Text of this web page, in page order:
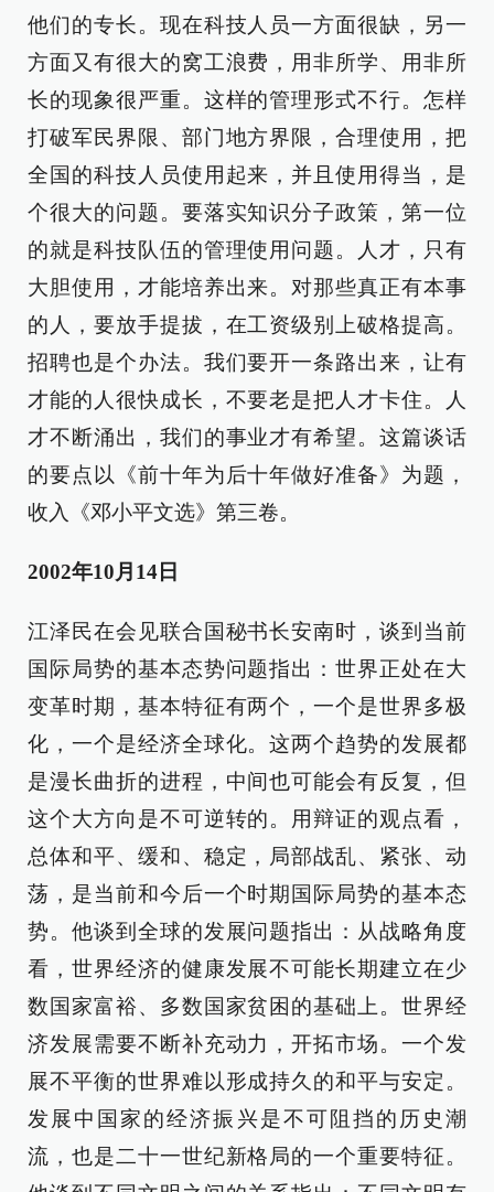
他们的专长。现在科技人员一方面很缺，另一
方面又有很大的窝工浪费，用非所学、用非所
长的现象很严重。这样的管理形式不行。怎样
打破军民界限、部门地方界限，合理使用，把
全国的科技人员使用起来，并且使用得当，是
个很大的问题。要落实知识分子政策，第一位
的就是科技队伍的管理使用问题。人才，只有
大胆使用，才能培养出来。对那些真正有本事
的人，要放手提拔，在工资级别上破格提高。
招聘也是个办法。我们要开一条路出来，让有
才能的人很快成长，不要老是把人才卡住。人
才不断涌出，我们的事业才有希望。这篇谈话
的要点以《前十年为后十年做好准备》为题，
收入《邓小平文选》第三卷。
2002年10月14日
江泽民在会见联合国秘书长安南时，谈到当前
国际局势的基本态势问题指出：世界正处在大
变革时期，基本特征有两个，一个是世界多极
化，一个是经济全球化。这两个趋势的发展都
是漫长曲折的进程，中间也可能会有反复，但
这个大方向是不可逆转的。用辩证的观点看，
总体和平、缓和、稳定，局部战乱、紧张、动
荡，是当前和今后一个时期国际局势的基本态
势。他谈到全球的发展问题指出：从战略角度
看，世界经济的健康发展不可能长期建立在少
数国家富裕、多数国家贫困的基础上。世界经
济发展需要不断补充动力，开拓市场。一个发
展不平衡的世界难以形成持久的和平与安定。
发展中国家的经济振兴是不可阻挡的历史潮
流，也是二十一世纪新格局的一个重要特征。